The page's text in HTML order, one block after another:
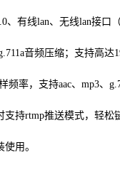
、有线lan、无线lan接
音频压缩；支持高达
频率，支持aac、mp3、
持rtmp推送模式，轻
用。